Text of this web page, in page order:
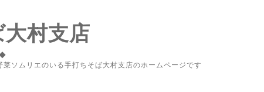
村支店
◆
ソムリエのいる手打ちそば大村支店のホームページです